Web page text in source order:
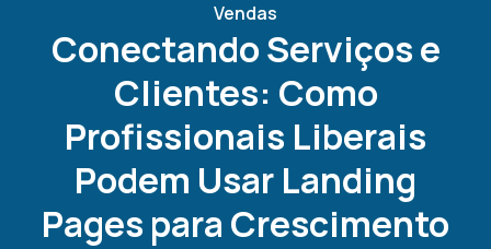
Vendas
Conectando Serviços e
Clientes: Como
Profissionais Liberais
Podem Usar Landing
Pages para Crescimento